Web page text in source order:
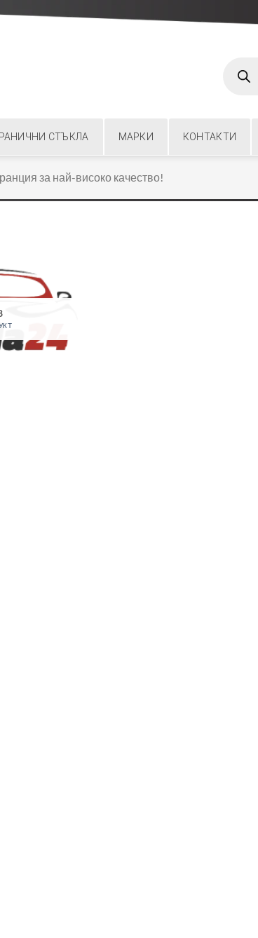
search
СТЪКЛА МАРКИ КОНТАКТИ
за най-високо качество!